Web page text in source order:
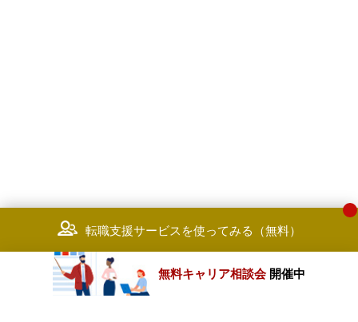
転職支援サービスを使ってみる（無料）
無料キャリア相談会 開催中